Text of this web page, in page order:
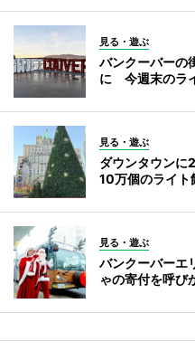
見る・遊ぶ
バンクーバーの
に 今週末のラ
見る・遊ぶ
ダウンタウン
10万個のライト
見る・遊ぶ
バンクーバーエ
ゃの寄付を呼び